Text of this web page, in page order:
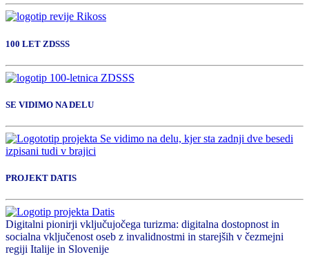
100 LET ZDSSS
SE VIDIMO NA DELU
PROJEKT DATIS
Digitalni pionirji vključujočega turizma: digitalna dostopnost in
socialna vključenost oseb z invalidnostmi in starejših v čezmejni
regiji Italije in Slovenije